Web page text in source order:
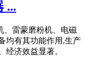
...
、雷蒙磨粉机、电磁
均有其功能作用,生产
经济效益显著。